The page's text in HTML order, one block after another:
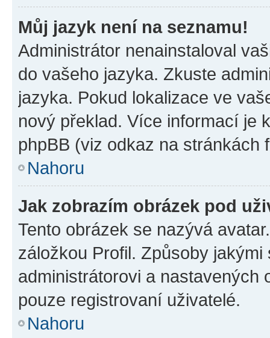
Můj jazyk není na seznamu!
Administrátor nenainstaloval
do vašeho jazyka. Zkuste
jazyka. Pokud lokalizace ve
nový překlad. Více informací je
phpBB (viz odkaz na stránkách
Nahoru
Jak zobrazím obrázek pod
Tento obrázek se nazývá
záložkou Profil. Způsoby
administrátorovi a nastavených
pouze registrovaní uživatelé.
Nahoru